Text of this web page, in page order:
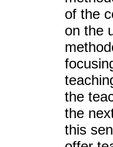
of the
on the
the
the
this